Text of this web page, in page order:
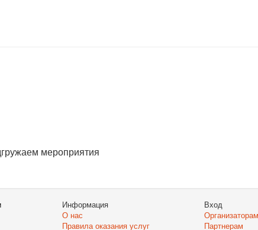
мероприятия
Информация
О нас
Правила оказания услуг
Вход
Организаторам
Партнерам